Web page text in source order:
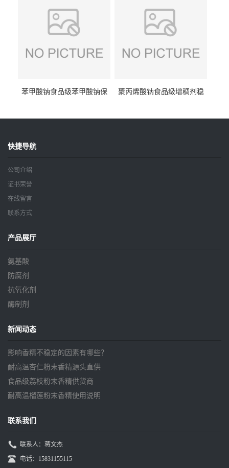
苯甲酸钠食品级苯甲酸钠保
聚丙烯酸钠食品级增稠剂稳
快捷导航
公司介绍
证书荣誉
在线留言
联系方式
产品展厅
氨基酸
防腐剂
抗氧化剂
酶制剂
新闻动态
影响香精不稳定的因素有哪些？
耐高温杏仁粉末香精源头直供
食品级荔枝粉末香精供货商
耐高温榴莲粉末香精使用说明
联系我们
联系人：蒋文杰
电话：15831155115